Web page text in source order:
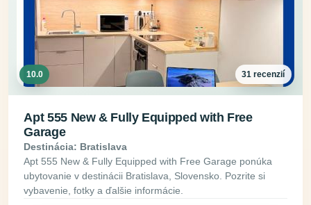
10.0 31 recenzií
Apt 555 New & Fully Equipped with Free
Garage
Destinácia: Bratislava
Apt 555 New & Fully Equipped with Free Garage ponúka
ubytovanie v destinácii Bratislava, Slovensko. Pozrite si
vybavenie, fotky a ďalšie informácie.